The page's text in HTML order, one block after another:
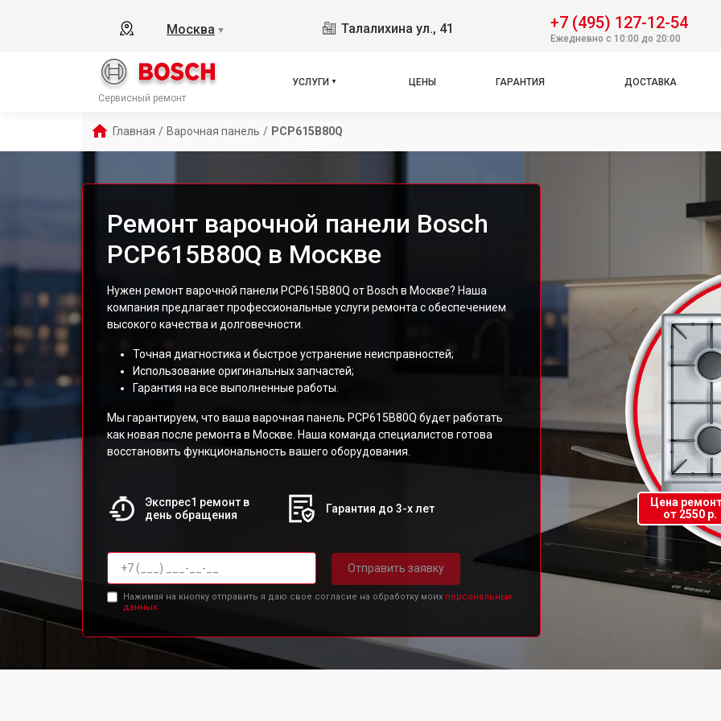
Москва ▼ Талалихина ул., 41 +7 (495) 127-12-54
Ежедневно с 10:00 до 20:00
Сервисный ремонт
УСЛУГИ ЦЕНЫ ГАРАНТИЯ ДОСТАВКА
Главная / Варочная панель / PCP615B80Q
Ремонт варочной панели Bosch
PCP615B80Q в Москве
Нужен ремонт варочной панели PCP615B80Q от Bosch в Москве? Наша
компания предлагает профессиональные услуги ремонта с обеспечением
высокого качества и долговечности.
Точная диагностика и быстрое устранение неисправностей;
Использование оригинальных запчастей;
Гарантия на все выполненные работы.
Мы гарантируем, что ваша варочная панель PCP615B80Q будет работать
как новая после ремонта в Москве. Наша команда специалистов готова
восстановить функциональность вашего оборудования.
Экспрес1 ремонт в
день обращения
Гарантия до 3-х лет
Отправить заявку
Нажимая на кнопку отправить я даю свое согласие на обработку моих персональных
данных.
Цена
от 2550 р.